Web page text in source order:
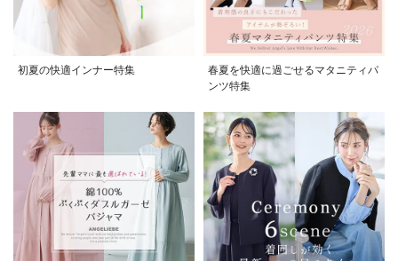
初夏の快適インナー特集
春夏を快適に過ごせるマタニティパ
ンツ特集